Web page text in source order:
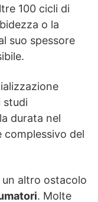
100 cicli di
o la
suo spessore
studi
durata nel
complessivo del
altro ostacolo
. Molte